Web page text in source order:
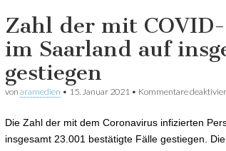
Zahl der mit
im Saarland auf
gestiegen
von aramedien • 15. Januar 2021 • Kommentare
Die Zahl der mit dem Coronavirus infizierten
insgesamt 23.001 bestätigte Fälle gestiegen.